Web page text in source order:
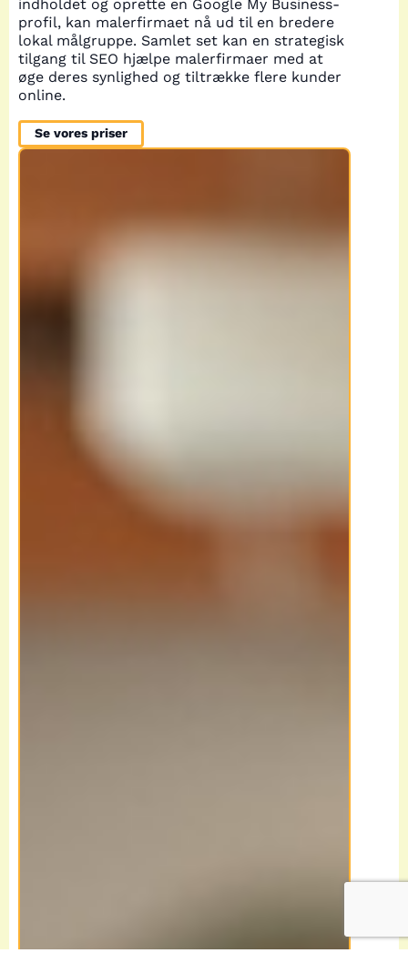
indholdet og oprette en Google My Business-
profil, kan malerfirmaet nå ud til en bredere
lokal målgruppe. Samlet set kan en strategisk
tilgang til SEO hjælpe malerfirmaer med at
øge deres synlighed og tiltrække flere kunder
online.
Se vores priser